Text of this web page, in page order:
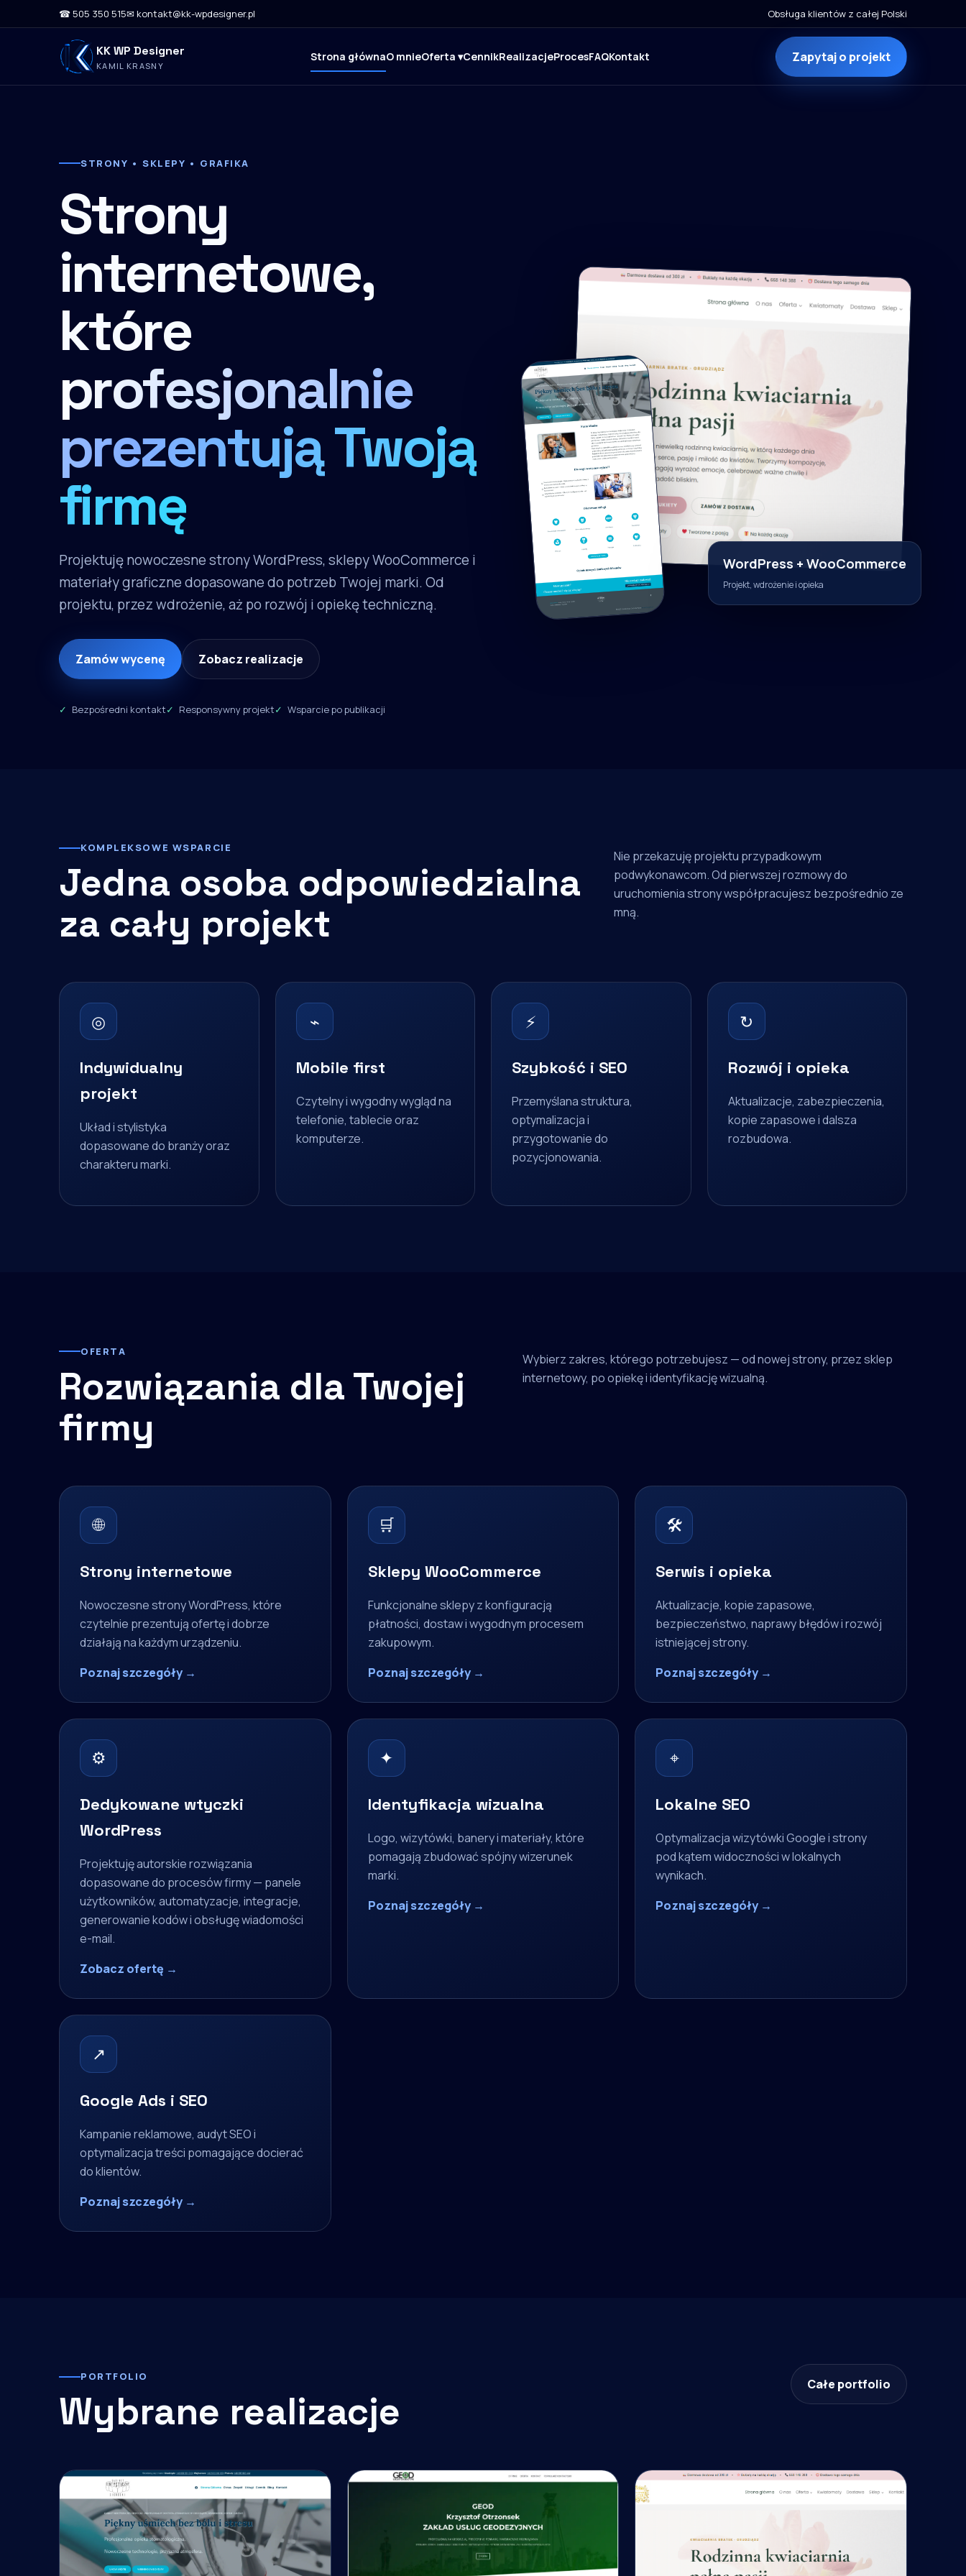
☎ 505 350 515✉ kontakt@kk-wpdesigner.pl Obsługa klientów z całej Polski
KK WP Designer
KAMIL KRASNY
Strona głównaO mnieOferta ▾CennikRealizacjeProcesFAQKontakt Zapytaj o projekt
STRONY • SKLEPY • GRAFIKA
Strony
internetowe,
które
profesjonalnie
prezentują Twoją
firmę
Projektuję nowoczesne strony WordPress, sklepy WooCommerce i
materiały graficzne dopasowane do potrzeb Twojej marki. Od
projektu, przez wdrożenie, aż po rozwój i opiekę techniczną.
Zamów wycenę Zobacz realizacje
Bezpośredni kontakt Responsywny projekt Wsparcie po publikacji
WordPress + WooCommerce
Projekt, wdrożenie i opieka
KOMPLEKSOWE WSPARCIE
Jedna osoba odpowiedzialna
za cały projekt
Nie przekazuję projektu przypadkowym
podwykonawcom. Od pierwszej rozmowy do
uruchomienia strony współpracujesz bezpośrednio ze
mną.
◎
Indywidualny
projekt
Układ i stylistyka
dopasowane do branży oraz
charakteru marki.
⌁
Mobile first
Czytelny i wygodny wygląd na
telefonie, tablecie oraz
komputerze.
⚡
Szybkość i SEO
Przemyślana struktura,
optymalizacja i
przygotowanie do
pozycjonowania.
↻
Rozwój i opieka
Aktualizacje, zabezpieczenia,
kopie zapasowe i dalsza
rozbudowa.
OFERTA
Rozwiązania dla Twojej
firmy
Wybierz zakres, którego potrzebujesz — od nowej strony, przez sklep
internetowy, po opiekę i identyfikację wizualną.
🌐
Strony internetowe
Nowoczesne strony WordPress, które
czytelnie prezentują ofertę i dobrze
działają na każdym urządzeniu.
Poznaj szczegóły →
🛒
Sklepy WooCommerce
Funkcjonalne sklepy z konfiguracją
płatności, dostaw i wygodnym procesem
zakupowym.
Poznaj szczegóły →
🛠
Serwis i opieka
Aktualizacje, kopie zapasowe,
bezpieczeństwo, naprawy błędów i rozwój
istniejącej strony.
Poznaj szczegóły →
⚙
Dedykowane wtyczki
WordPress
Projektuję autorskie rozwiązania
dopasowane do procesów firmy — panele
użytkowników, automatyzacje, integracje,
generowanie kodów i obsługę wiadomości
e-mail.
Zobacz ofertę →
✦
Identyfikacja wizualna
Logo, wizytówki, banery i materiały, które
pomagają zbudować spójny wizerunek
marki.
Poznaj szczegóły →
⌖
Lokalne SEO
Optymalizacja wizytówki Google i strony
pod kątem widoczności w lokalnych
wynikach.
Poznaj szczegóły →
↗
Google Ads i SEO
Kampanie reklamowe, audyt SEO i
optymalizacja treści pomagające docierać
do klientów.
Poznaj szczegóły →
PORTFOLIO
Wybrane realizacje
Całe portfolio